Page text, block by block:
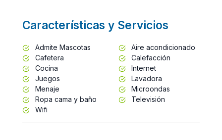
Características y Servicios
Admite Mascotas
Aire acondicionado
Cafetera
Calefacción
Cocina
Internet
Juegos
Lavadora
Menaje
Microondas
Ropa cama y baño
Televisión
Wifi